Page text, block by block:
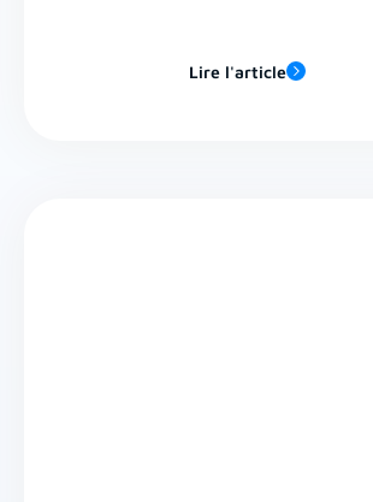
Lire l'article